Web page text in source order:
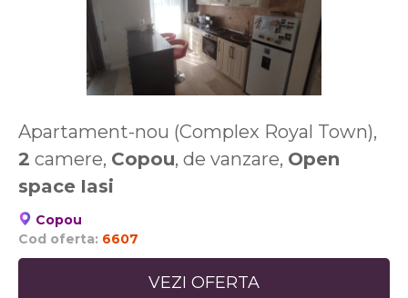
Apartament-nou (Complex Royal Town),
2 camere, Copou, de vanzare, Open
space Iasi
Copou
Cod oferta: 6607
VEZI OFERTA